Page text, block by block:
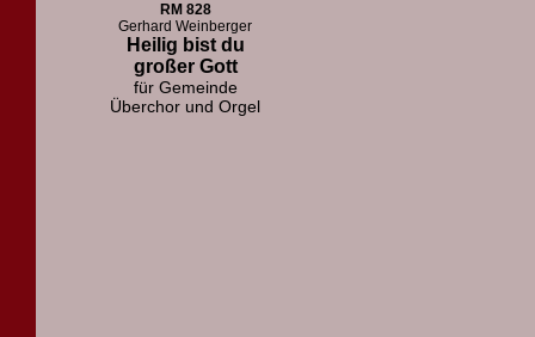
RM 828
Gerhard Weinberger
Heilig bist du
großer Gott
für Gemeinde
Überchor und Orgel